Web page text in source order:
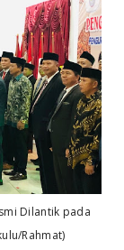
Dilantik pada
Rahmat)